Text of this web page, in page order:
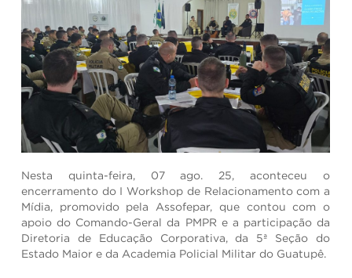
Nesta quinta-feira, 07 ago. 25, aconteceu o
encerramento do I Workshop de Relacionamento com a
Mídia, promovido pela Assofepar, que contou com o
apoio do Comando-Geral da PMPR e a participação da
Diretoria de Educação Corporativa, da 5ª Seção do
Estado Maior e da Academia Policial Militar do Guatupê.